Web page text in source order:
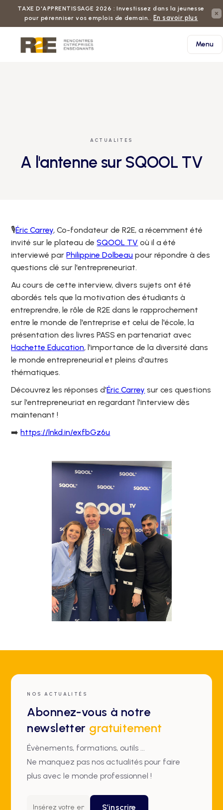
TAXE D'APPRENTISSAGE 2026 : Investissez dans la jeunesse
pour pérenniser vos emplois de demain.. En savoir plus
Menu
ACTUALITES
A l'antenne sur SQOOL TV
🎙️Éric Carrey, Co-fondateur de R2E, a récemment été
invité sur le plateau deSQOOL TV où il a été
interviewé parPhilippine Dolbeau pour répondre à des
questions clé sur l'entrepreneuriat.
Au cours de cette interview, divers sujets ont été
abordés tels que la motivation des étudiants à
entreprendre, le rôle de R2E dans le rapprochement
entre le monde de l'entreprise et celui de l'école, la
présentation des livres PASS en partenariat avec
Hachette Education, l'importance de la diversité dans
le monde entrepreneurial et pleins d'autres
thématiques.
Découvrez les réponses d'Éric Carrey sur ces questions
sur l'entrepreneuriat en regardant l'interview dès
maintenant !
➡️https://lnkd.in/exfbGz6u
NOS ACTUALITÉS
Abonnez-vous à notre
newsletter gratuitement
Évènements, formations, outils ...
Ne manquez pas nos actualités pour faire
plus avec le monde professionnel !